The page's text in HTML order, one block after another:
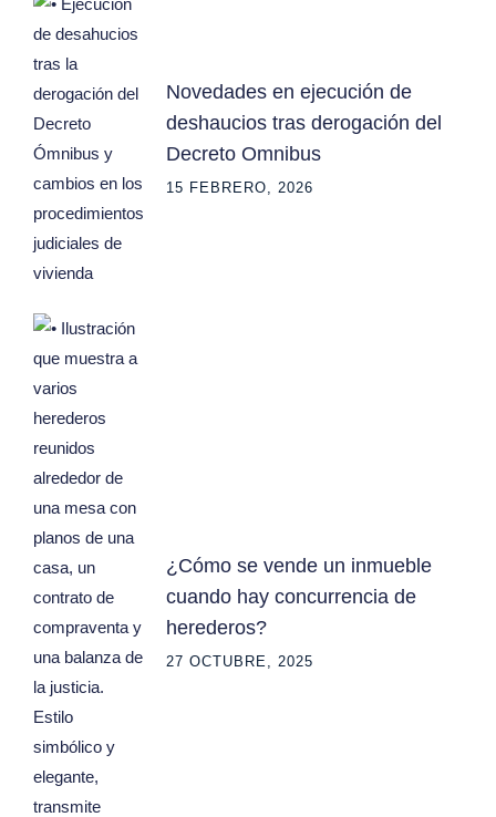
Novedades en ejecución de
deshaucios tras derogación del
Decreto Omnibus
15 FEBRERO, 2026
¿Cómo se vende un inmueble
cuando hay concurrencia de
herederos?
27 OCTUBRE, 2025